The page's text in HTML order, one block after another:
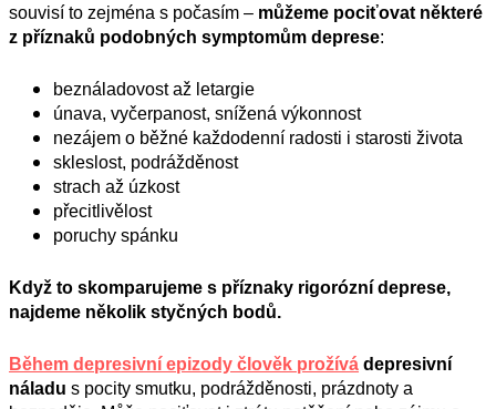
souvisí to zejména s počasím – můžeme pociťovat některé
z příznaků podobných symptomům deprese:
beználadovost až letargie
únava, vyčerpanost, snížená výkonnost
nezájem o běžné každodenní radosti i starosti života
skleslost, podrážděnost
strach až úzkost
přecitlivělost
poruchy spánku
Když to skomparujeme s příznaky rigorózní deprese,
najdeme několik styčných bodů.
Během depresivní epizody člověk prožívá depresivní
náladu s pocity smutku, podrážděnosti, prázdnoty a